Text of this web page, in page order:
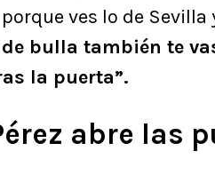
ves lo de Sevilla
bulla también te
la puerta”.
abre las